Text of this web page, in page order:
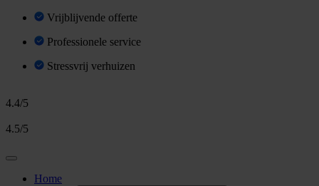
Vrijblijvende offerte
Professionele service
Stressvrij verhuizen
4.4/5
4.5/5
Home